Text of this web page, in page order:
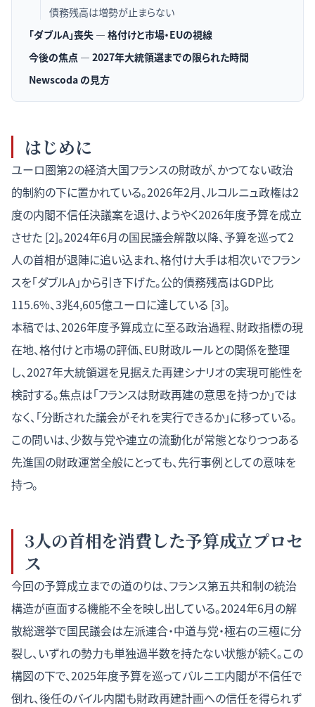
債務残高は増勢が止まらない
「ダブルA」喪失 — 格付けと市場・EUの視線
今後の焦点 — 2027年大統領選までの限られた時間
Newscoda の見方
はじめに
ユーロ圏第2の経済大国フランスの財政が、かつてない政治
的制約の下に置かれている。2026年2月、ルコルニュ政権は2
度の内閣不信任決議案を退け、ようやく2026年度予算を成立
させた [2]。2024年6月の国民議会解散以降、予算を巡って2
人の首相が退陣に追い込まれ、格付け大手は相次いでフラン
スを「ダブルA」から引き下げた。公的債務残高はGDP比
115.6%、3兆4,605億ユーロに達している [3]。
本稿では、2026年度予算成立に至る政治過程、財政指標の現
在地、格付けと市場の評価、EU財政ルールとの関係を整理
し、2027年大統領選を見据えた再建シナリオの実現可能性を
検討する。焦点は「フランスは財政再建の意思を持つか」では
なく、「分断された議会がそれを実行できるか」に移っている。
この問いは、少数与党や連立の流動化が常態となりつつある
先進国の財政運営全般にとっても、先行事例としての意味を
持つ。
3人の首相を消費した予算成立プロセ
ス
今回の予算成立までの道のりは、フランス第五共和制の統治
構造が直面する機能不全を映し出している。2024年6月の解
散総選挙で国民議会は左派連合・中道与党・極右の三極に分
裂し、いずれの勢力も単独過半数を持たない状態が続く。この
構図の下で、2025年度予算を巡ってバルニエ内閣が不信任で
倒れ、後任のバイル内閣も財政再建計画への信任を得られず